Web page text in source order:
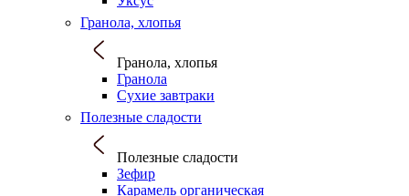
Гранола, хлопья
Гранола, хлопья
Гранола
Сухие завтраки
Полезные сладости
Полезные сладости
Зефир
Карамель органическая